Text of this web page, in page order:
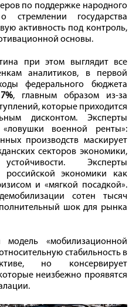
по поддержке народного
стремлении государства
активность под контроль,
основы.
при этом выглядит все
аналитиков, в первой
федерального бюджета
, главным образом из-за
которые приходится
дисконтом. Эксперты
военной ренты»:
производств маскирует
секторов экономики,
Эксперты
российской экономики как
и «мягкой посадкой».
сотен тысяч
шок для рынка
«мобилизационной
стабильность в
но консервирует
неизбежно проявятся